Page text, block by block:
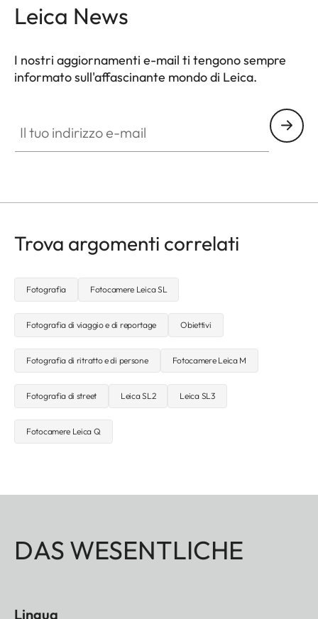
Leica News
I nostri aggiornamenti e-mail ti tengono sempre
informato sull'affascinante mondo di Leica.
Trova argomenti correlati
Fotografia Fotocamere Leica SL
Fotografia di viaggio e di reportage Obiettivi
Fotografia di ritratto e di persone Fotocamere Leica M
Fotografia di street Leica SL2 Leica SL3
Fotocamere Leica Q
DAS WESENTLICHE
Lingua